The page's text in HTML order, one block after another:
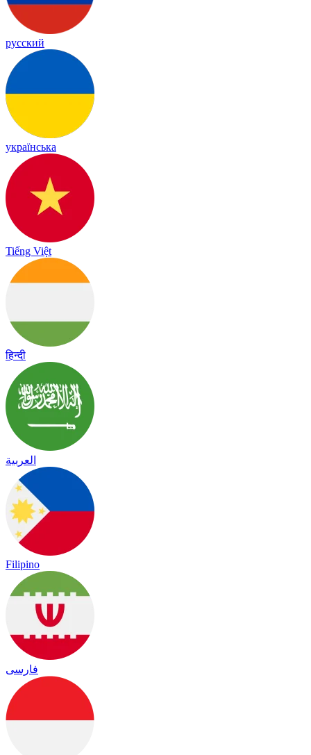
русский
українська
Tiếng Việt
हिन्दी
العربية
Filipino
فارسی